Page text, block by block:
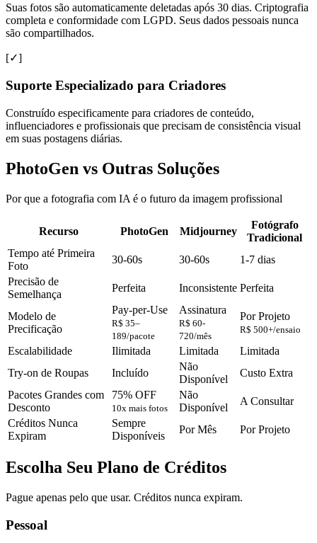
Suas fotos são automaticamente deletadas após 30 dias. Criptografia
completa e conformidade com LGPD. Seus dados pessoais nunca
são compartilhados.
[✓]
Suporte Especializado para Criadores
Construído especificamente para criadores de conteúdo,
influenciadores e profissionais que precisam de consistência visual
em suas postagens diárias.
PhotoGen vs Outras Soluções
Por que a fotografia com IA é o futuro da imagem profissional
Recurso PhotoGen Midjourney
Fotógrafo
Tradicional
Tempo até Primeira
Foto
30-60s 30-60s
1-7 dias
Precisão de
Semelhança
Perfeita Inconsistente Perfeita
Modelo de
Precificação
Pay-per-Use
R$ 35–
189/pacote
Assinatura
R$ 60-
720/mês
Por Projeto
R$ 500+/ensaio
Escalabilidade Ilimitada Limitada
Limitada
Try-on de Roupas
Incluído
Não
Disponível
Custo Extra
Pacotes Grandes com
Desconto
75% OFF
10x mais fotos
Não
Disponível
A Consultar
Créditos Nunca
Expiram
Sempre
Disponíveis
Por Mês Por Projeto
Escolha Seu Plano de Créditos
Pague apenas pelo que usar. Créditos nunca expiram.
Pessoal